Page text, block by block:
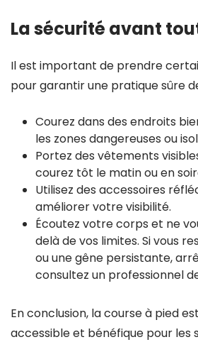
La sécurité avant
Il est important de prendre
pour garantir une pratique sûre
Courez dans des endroits
les zones dangereuses ou
Portez des vêtements
courez tôt le matin ou en
Utilisez des accessoires
améliorer votre visibilité.
Écoutez votre corps et ne
delà de vos limites. Si vous
ou une gêne persistante,
consultez un professionnel
En conclusion, la course à pied
accessible et bénéfique pour les